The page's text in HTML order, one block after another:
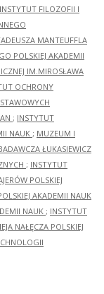
INSTYTUT FILOZOFII I
MANTEUFFLA
POLSKIEJ AKADEMII
IM.MIROSŁAWA
OCHRONY
; INSTYTUT
NAUK ; MUZEUM I
ŁUKASIEWICZ
; INSTYTUT
POLSKIEJ
AKADEMII NAUK
NAUK ; INSTYTUT
NAŁĘCZA POLSKIEJ